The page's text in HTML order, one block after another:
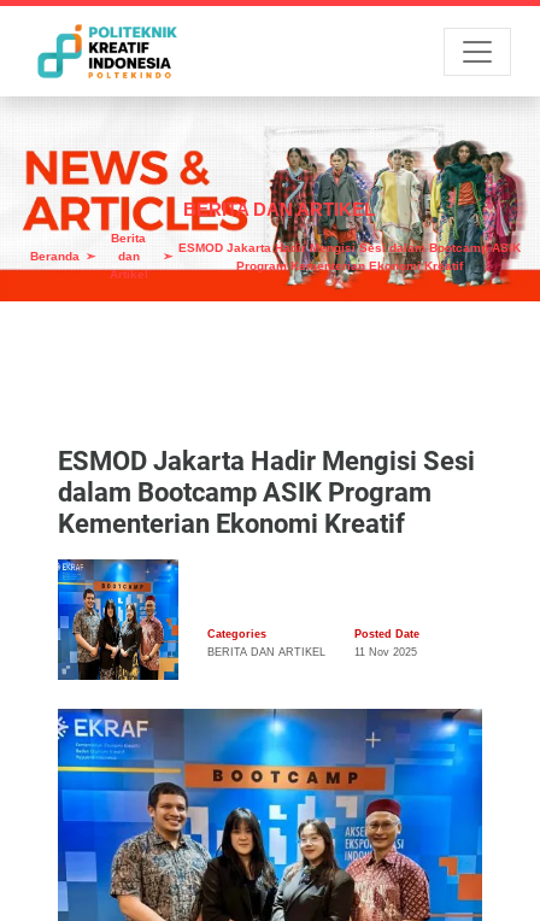
Menu
BERITA DAN ARTIKEL
Beranda
Berita
dan
Artikel
ESMOD Jakarta Hadir Mengisi Sesi dalam Bootcamp ASIK
Program Kementerian Ekonomi Kreatif
ESMOD Jakarta Hadir Mengisi Sesi
dalam Bootcamp ASIK Program
Kementerian Ekonomi Kreatif
Categories
BERITA DAN ARTIKEL
Posted Date
11 Nov 2025